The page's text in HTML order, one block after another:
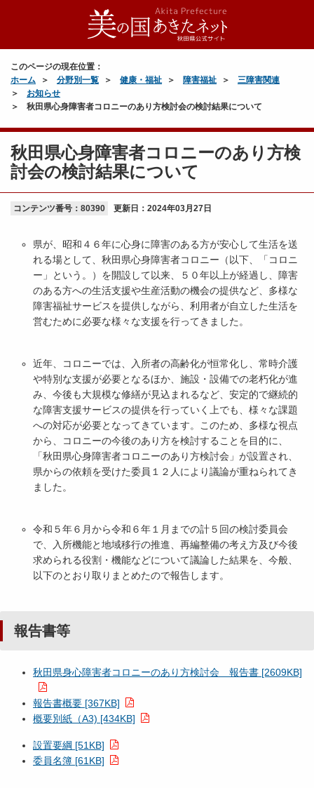
このページの現在位置：
ホーム
分野別一覧 健康・福祉 障害福祉
三障害関連
お知らせ
秋田県心身障害者コロニーのあり方検討会の検討結果について
秋田県心身障害者コロニーのあり方検
討会の検討結果について
コンテンツ番号：80390 更新日： 2024年03月27日
県が、昭和４６年に心身に障害のある方が安心して生活を送
れる場として、秋田県心身障害者コロニー（以下、「コロニ
ー」という。）を開設して以来、５０年以上が経過し、障害
のある方への生活支援や生産活動の機会の提供など、多様な
障害福祉サービスを提供しながら、利用者が自立した生活を
営むために必要な様々な支援を行ってきました。
近年、コロニーでは、入所者の高齢化が恒常化し、常時介護
や特別な支援が必要となるほか、施設・設備での老朽化が進
み、今後も大規模な修繕が見込まれるなど、安定的で継続的
な障害支援サービスの提供を行っていく上でも、様々な課題
への対応が必要となってきています。このため、多様な視点
から、コロニーの今後のあり方を検討することを目的に、
「秋田県心身障害者コロニーのあり方検討会」が設置され、
県からの依頼を受けた委員１２人により議論が重ねられてき
ました。
令和５年６月から令和６年１月までの計５回の検討委員会
で、入所機能と地域移行の推進、再編整備の考え方及び今後
求められる役割・機能などについて議論した結果を、今般、
以下のとおり取りまとめたので報告します。
報告書等
秋田県身心障害者コロニーのあり方検討会 報告書 [2609KB]
報告書概要 [367KB]
概要別紙（A3) [434KB]
設置要綱 [51KB]
委員名簿 [61KB]